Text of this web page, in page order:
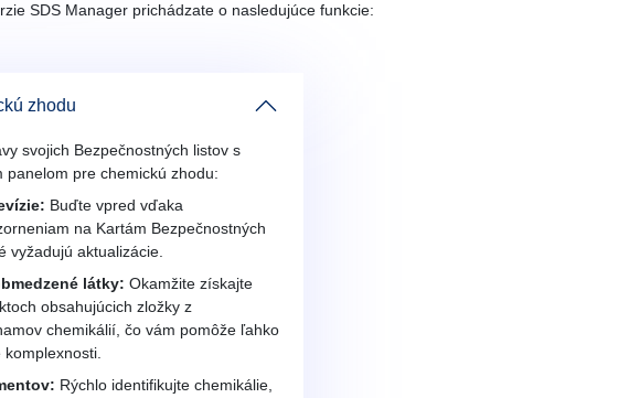
SDS Manager prichádzate o nasledujúce funkcie:
zhodu
svojich Bezpečnostných listov s
panelom pre chemickú zhodu:
Buďte vpred vďaka
na Kartám Bezpečnostných
vyžadujú aktualizácie.
látky: Okamžite získajte
obsahujúcich zložky z
chemikálií, čo vám pomôže ľahko
Rýchlo identifikujte chemikálie,